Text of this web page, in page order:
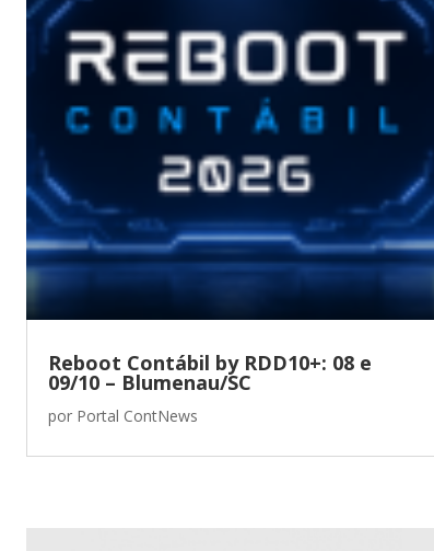
Reboot Contábil by RDD10+: 08 e
09/10 – Blumenau/SC
por Portal ContNews